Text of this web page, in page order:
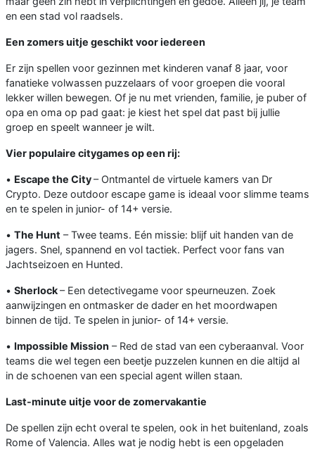
en een stad vol raadsels.
Een zomers uitje geschikt voor iedereen
Er zijn spellen voor gezinnen met kinderen vanaf 8 jaar, voor
fanatieke volwassen puzzelaars of voor groepen die vooral
lekker willen bewegen. Of je nu met vrienden, familie, je puber of
opa en oma op pad gaat: je kiest het spel dat past bij jullie
groep en speelt wanneer je wilt.
Vier populaire citygames op een rij:
• Escape the City– Ontmantel de virtuele kamers van Dr
Crypto. Deze outdoor escape game is ideaal voor slimme teams
en te spelen in junior- of 14+ versie.
• The Hunt – Twee teams. Eén missie: blijf uit handen van de
jagers. Snel, spannend en vol tactiek. Perfect voor fans van
Jachtseizoen en Hunted.
• Sherlock– Een detectivegame voor speurneuzen. Zoek
aanwijzingen en ontmasker de dader en het moordwapen
binnen de tijd. Te spelen in junior- of 14+ versie.
• Impossible Mission – Red de stad van een cyberaanval. Voor
teams die wel tegen een beetje puzzelen kunnen en die altijd al
in de schoenen van een special agent willen staan.
Last-minute uitje voor de zomervakantie
De spellen zijn echt overal te spelen, ook in het buitenland, zoals
Rome of Valencia. Alles wat je nodig hebt is een opgeladen